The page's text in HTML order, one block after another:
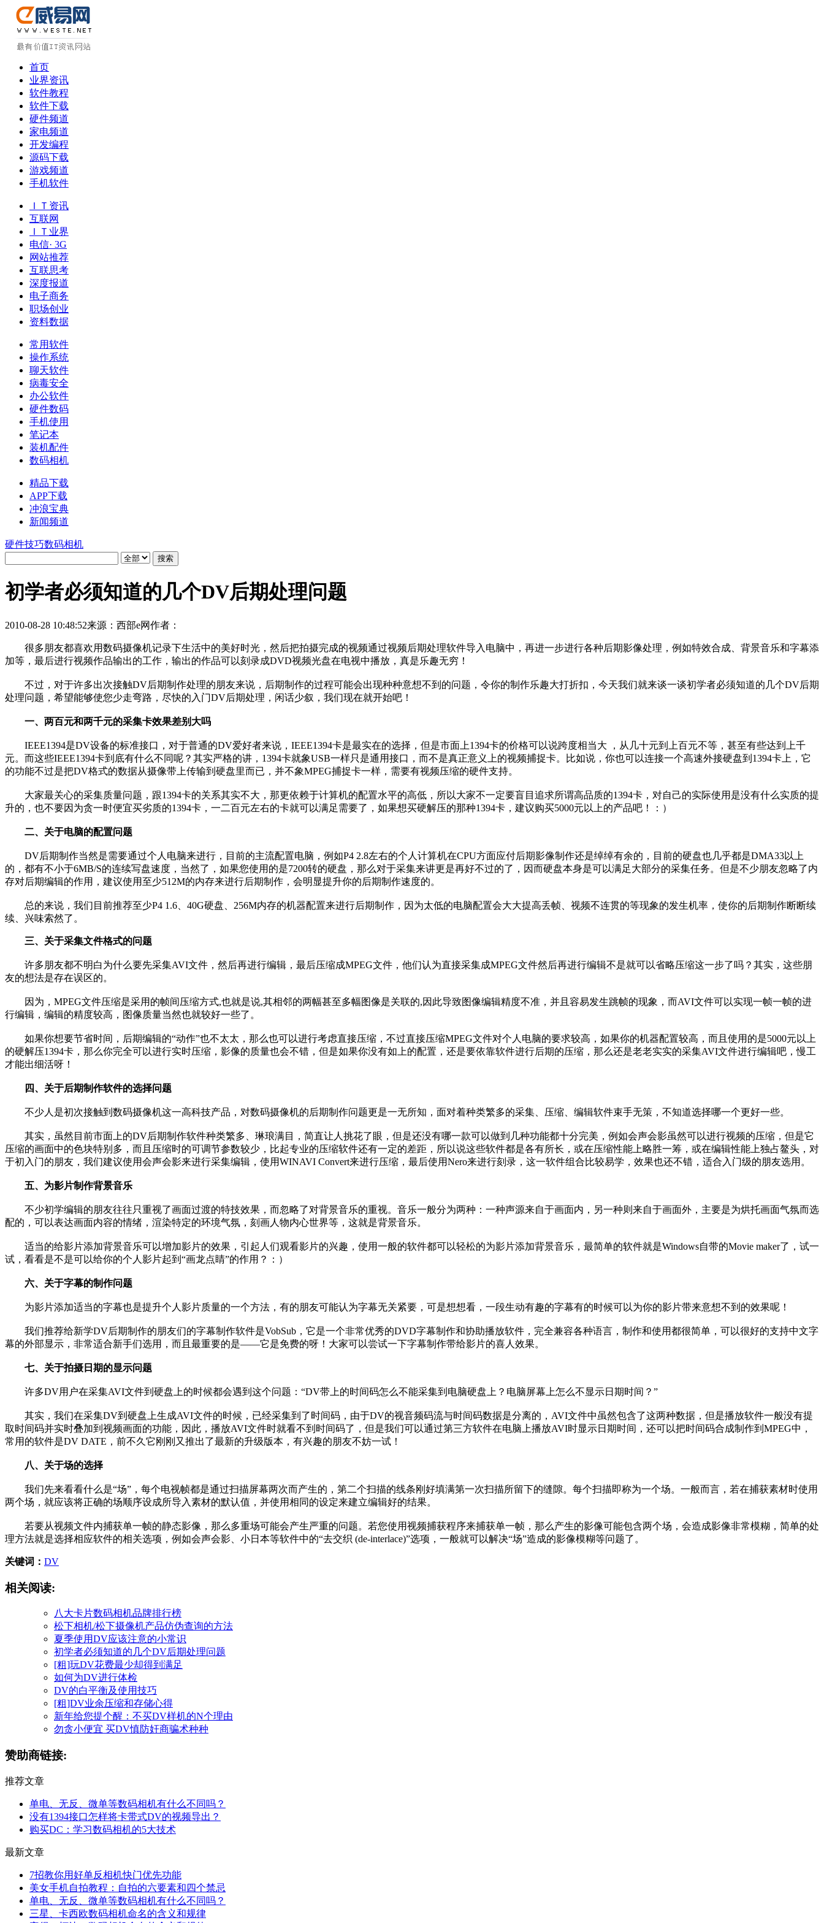
首页
业界资讯
软件教程
软件下载
硬件频道
家电频道
开发编程
源码下载
游戏频道
手机软件
ＩＴ资讯
互联网
ＩＴ业界
电信· 3G
网站推荐
互联思考
深度报道
电子商务
职场创业
资料数据
常用软件
操作系统
聊天软件
病毒安全
办公软件
硬件数码
手机使用
笔记本
装机配件
数码相机
精品下载
APP下载
冲浪宝典
新闻频道
硬件技巧数码相机
初学者必须知道的几个DV后期处理问题
2010-08-28 10:48:52来源：西部e网作者：
很多朋友都喜欢用数码摄像机记录下生活中的美好时光，然后把拍摄完成的视频通过视频后期处理软件导入电脑中，再进一步进行各种后期影像处理，例如特效合成、背景音乐和字幕添
加等，最后进行视频作品输出的工作，输出的作品可以刻录成DVD视频光盘在电视中播放，真是乐趣无穷！
不过，对于许多出次接触DV后期制作处理的朋友来说，后期制作的过程可能会出现种种意想不到的问题，令你的制作乐趣大打折扣，今天我们就来谈一谈初学者必须知道的几个DV后期
处理问题，希望能够使您少走弯路，尽快的入门DV后期处理，闲话少叙，我们现在就开始吧！
一、两百元和两千元的采集卡效果差别大吗
IEEE1394是DV设备的标准接口，对于普通的DV爱好者来说，IEEE1394卡是最实在的选择，但是市面上1394卡的价格可以说跨度相当大 ，从几十元到上百元不等，甚至有些达到上千
元。而这些IEEE1394卡到底有什么不同呢？其实严格的讲，1394卡就象USB一样只是通用接口，而不是真正意义上的视频捕捉卡。比如说，你也可以连接一个高速外接硬盘到1394卡上，它
的功能不过是把DV格式的数据从摄像带上传输到硬盘里而已，并不象MPEG捕捉卡一样，需要有视频压缩的硬件支持。
大家最关心的采集质量问题，跟1394卡的关系其实不大，那更依赖于计算机的配置水平的高低，所以大家不一定要盲目追求所谓高品质的1394卡，对自己的实际使用是没有什么实质的提
升的，也不要因为贪一时便宜买劣质的1394卡，一二百元左右的卡就可以满足需要了，如果想买硬解压的那种1394卡，建议购买5000元以上的产品吧！：）
二、关于电脑的配置问题
DV后期制作当然是需要通过个人电脑来进行，目前的主流配置电脑，例如P4 2.8左右的个人计算机在CPU方面应付后期影像制作还是绰绰有余的，目前的硬盘也几乎都是DMA33以上
的，都有不小于6MB/S的连续写盘速度，当然了，如果您使用的是7200转的硬盘，那么对于采集来讲更是再好不过的了，因而硬盘本身是可以满足大部分的采集任务。但是不少朋友忽略了内
存对后期编辑的作用，建议使用至少512M的内存来进行后期制作，会明显提升你的后期制作速度的。
总的来说，我们目前推荐至少P4 1.6、40G硬盘、256M内存的机器配置来进行后期制作，因为太低的电脑配置会大大提高丢帧、视频不连贯的等现象的发生机率，使你的后期制作断断续
续、兴味索然了。
三、关于采集文件格式的问题
许多朋友都不明白为什么要先采集AVI文件，然后再进行编辑，最后压缩成MPEG文件，他们认为直接采集成MPEG文件然后再进行编辑不是就可以省略压缩这一步了吗？其实，这些朋
友的想法是存在误区的。
因为，MPEG文件压缩是采用的帧间压缩方式,也就是说,其相邻的两幅甚至多幅图像是关联的,因此导致图像编辑精度不准，并且容易发生跳帧的现象，而AVI文件可以实现一帧一帧的进
行编辑，编辑的精度较高，图像质量当然也就较好一些了。
如果你想要节省时间，后期编辑的“动作”也不太太，那么也可以进行考虑直接压缩，不过直接压缩MPEG文件对个人电脑的要求较高，如果你的机器配置较高，而且使用的是5000元以上
的硬解压1394卡，那么你完全可以进行实时压缩，影像的质量也会不错，但是如果你没有如上的配置，还是要依靠软件进行后期的压缩，那么还是老老实实的采集AVI文件进行编辑吧，慢工
才能出细活呀！
四、关于后期制作软件的选择问题
不少人是初次接触到数码摄像机这一高科技产品，对数码摄像机的后期制作问题更是一无所知，面对着种类繁多的采集、压缩、编辑软件束手无策，不知道选择哪一个更好一些。
其实，虽然目前市面上的DV后期制作软件种类繁多、琳琅满目，简直让人挑花了眼，但是还没有哪一款可以做到几种功能都十分完美，例如会声会影虽然可以进行视频的压缩，但是它
压缩的画面中的色块特别多，而且压缩时的可调节参数较少，比起专业的压缩软件还有一定的差距，所以说这些软件都是各有所长，或在压缩性能上略胜一筹，或在编辑性能上独占鳌头，对
于初入门的朋友，我们建议使用会声会影来进行采集编辑，使用WINAVI Convert来进行压缩，最后使用Nero来进行刻录，这一软件组合比较易学，效果也还不错，适合入门级的朋友选用。
五、为影片制作背景音乐
不少初学编辑的朋友往往只重视了画面过渡的特技效果，而忽略了对背景音乐的重视。音乐一般分为两种：一种声源来自于画面内，另一种则来自于画面外，主要是为烘托画面气氛而选
配的，可以表达画面内容的情绪，渲染特定的环境气氛，刻画人物内心世界等，这就是背景音乐。
适当的给影片添加背景音乐可以增加影片的效果，引起人们观看影片的兴趣，使用一般的软件都可以轻松的为影片添加背景音乐，最简单的软件就是Windows自带的Movie maker了，试一
试，看看是不是可以给你的个人影片起到“画龙点睛”的作用？：）
六、关于字幕的制作问题
为影片添加适当的字幕也是提升个人影片质量的一个方法，有的朋友可能认为字幕无关紧要，可是想想看，一段生动有趣的字幕有的时候可以为你的影片带来意想不到的效果呢！
我们推荐给新学DV后期制作的朋友们的字幕制作软件是VobSub，它是一个非常优秀的DVD字幕制作和协助播放软件，完全兼容各种语言，制作和使用都很简单，可以很好的支持中文字
幕的外部显示，非常适合新手们选用，而且最重要的是——它是免费的呀！大家可以尝试一下字幕制作带给影片的喜人效果。
七、关于拍摄日期的显示问题
许多DV用户在采集AVI文件到硬盘上的时候都会遇到这个问题：“DV带上的时间码怎么不能采集到电脑硬盘上？电脑屏幕上怎么不显示日期时间？”
其实，我们在采集DV到硬盘上生成AVI文件的时候，已经采集到了时间码，由于DV的视音频码流与时间码数据是分离的，AVI文件中虽然包含了这两种数据，但是播放软件一般没有提
取时间码并实时叠加到视频画面的功能，因此，播放AVI文件时就看不到时间码了，但是我们可以通过第三方软件在电脑上播放AVI时显示日期时间，还可以把时间码合成制作到MPEG中，
常用的软件是DV DATE，前不久它刚刚又推出了最新的升级版本，有兴趣的朋友不妨一试！
八、关于场的选择
我们先来看看什么是“场”，每个电视帧都是通过扫描屏幕两次而产生的，第二个扫描的线条刚好填满第一次扫描所留下的缝隙。每个扫描即称为一个场。一般而言，若在捕获素材时使用
两个场，就应该将正确的场顺序设成所导入素材的默认值，并使用相同的设定来建立编辑好的结果。
若要从视频文件内捕获单一帧的静态影像，那么多重场可能会产生严重的问题。若您使用视频捕获程序来捕获单一帧，那么产生的影像可能包含两个场，会造成影像非常模糊，简单的处
理方法就是选择相应软件的相关选项，例如会声会影、小日本等软件中的“去交织 (de-interlace)”选项，一般就可以解决“场”造成的影像模糊等问题了。
关键词： DV
相关阅读:
八大卡片数码相机品牌排行榜
松下相机/松下摄像机产品仿伪查询的方法
夏季使用DV应该注意的小常识
初学者必须知道的几个DV后期处理问题
[粗]玩DV花费最少却得到满足
如何为DV进行体检
DV的白平衡及使用技巧
[粗]DV业余压缩和存储心得
新年给您提个醒：不买DV样机的N个理由
勿贪小便宜 买DV慎防奸商骗术种种
赞助商链接:
推荐文章
单电、无反、微单等数码相机有什么不同吗？
没有1394接口怎样将卡带式DV的视频导出？
购买DC：学习数码相机的5大技术
最新文章
7招教你用好单反相机快门优先功能
美女手机自拍教程：自拍的六要素和四个禁忌
单电、无反、微单等数码相机有什么不同吗？
三星、卡西欧数码相机命名的含义和规律